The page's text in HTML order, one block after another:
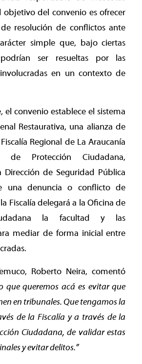
objetivo del convenio es ofrecer
resolución de conflictos ante
simple que, bajo ciertas
podrían ser resueltas por las
en un contexto de
el convenio establece el sistema
Restaurativa, una alianza de
Regional de La Araucanía
Protección Ciudadana,
Dirección de Seguridad Pública
una denuncia o conflicto de
Fiscalía delegará a la Oficina de
la facultad y las
mediar de forma inicial entre
Roberto Neira, comentó
que queremos acá es evitar que
en tribunales. Que tengamos la
de la Fiscalía y a través de la
Ciudadana, de validar estas
y evitar delitos.”